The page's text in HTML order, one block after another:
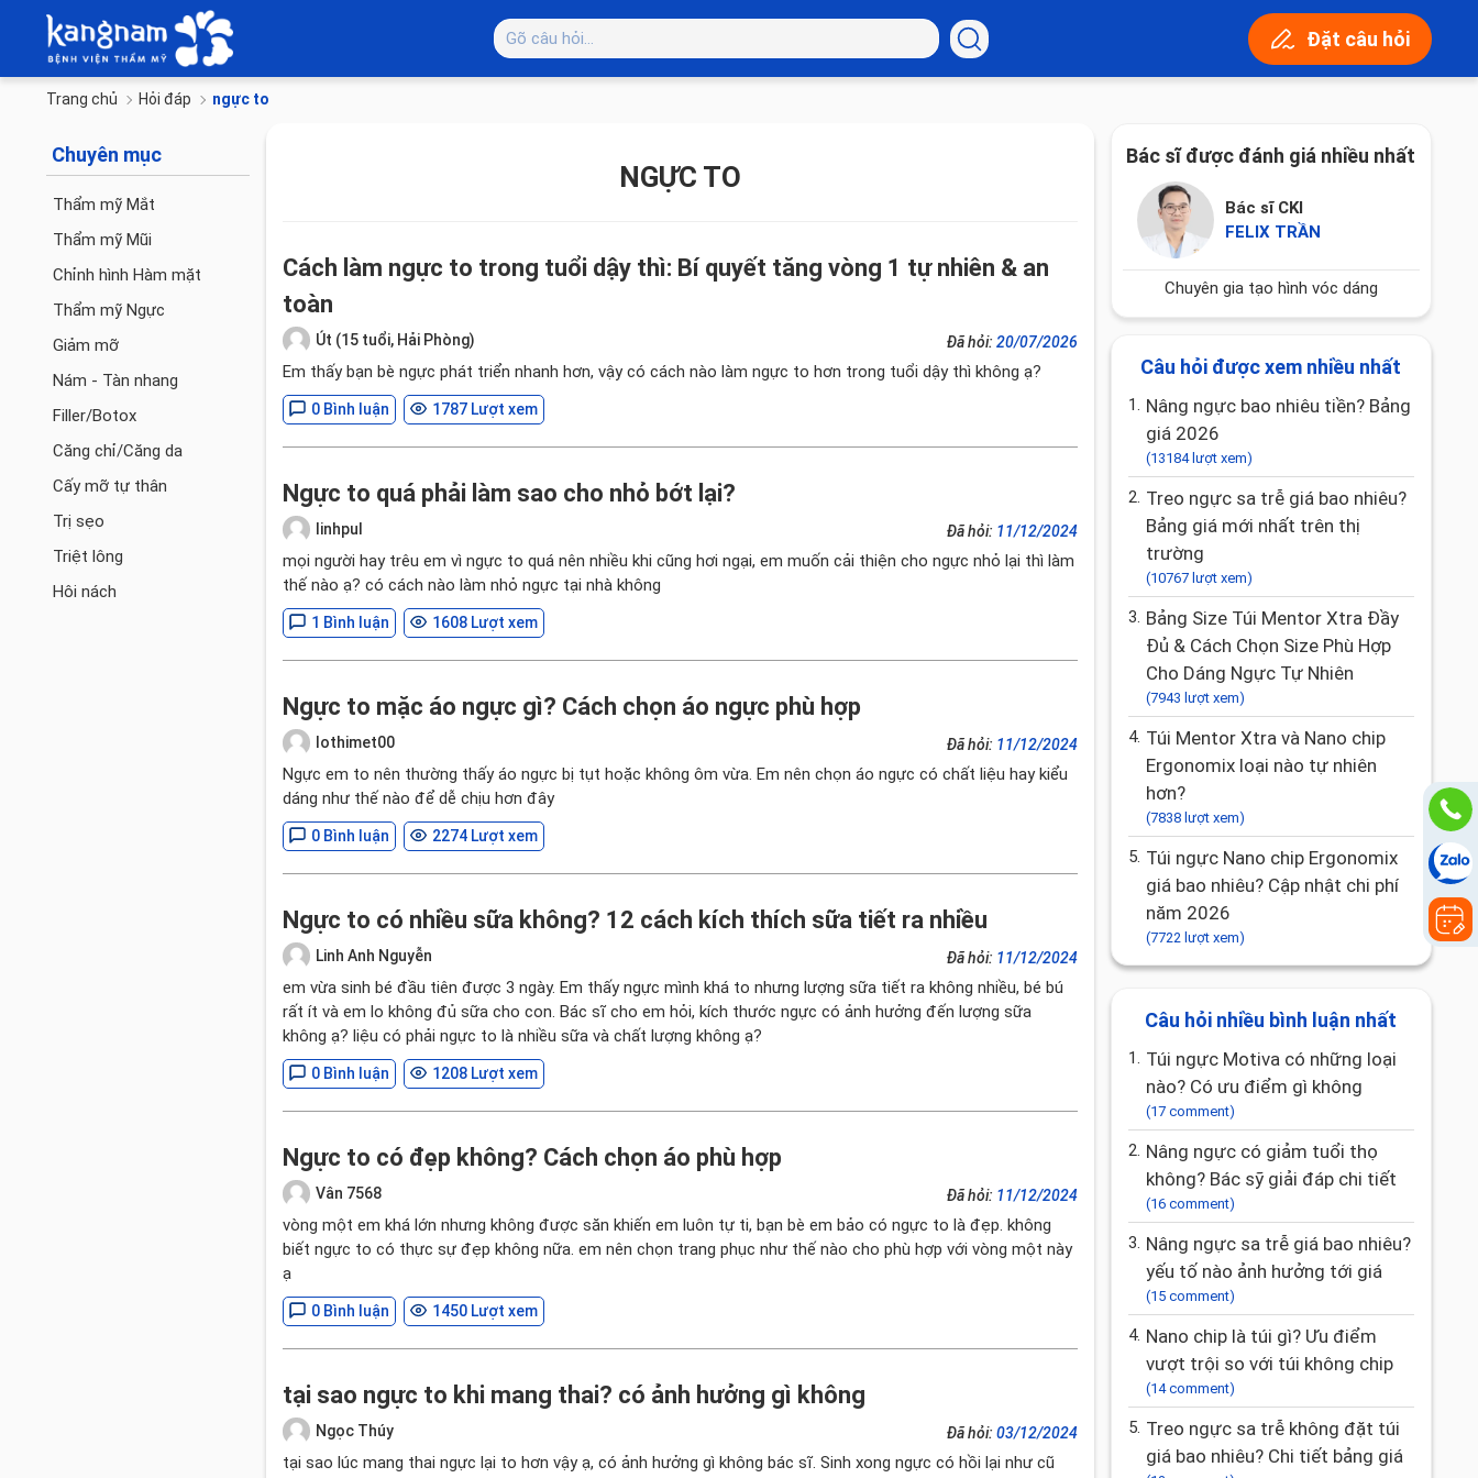
Đặt câu hỏi
Trang chủ Hỏi đáp ngực to
Chuyên mục
Thẩm mỹ Mắt
Thẩm mỹ Mũi
Chỉnh hình Hàm mặt
Thẩm mỹ Ngực
Giảm mỡ
Nám - Tàn nhang
Filler/Botox
Căng chỉ/Căng da
Cấy mỡ tự thân
Trị sẹo
Triệt lông
Hôi nách
NGỰC TO
Cách làm ngực to trong tuổi dậy thì: Bí quyết tăng vòng 1 tự nhiên & an
toàn
Út (15 tuổi, Hải Phòng) Đã hỏi: 20/07/2026
Em thấy bạn bè ngực phát triển nhanh hơn, vậy có cách nào làm ngực to hơn trong tuổi dậy thì không ạ?
0 Bình luận 1787 Lượt xem
Ngực to quá phải làm sao cho nhỏ bớt lại?
linhpul Đã hỏi: 11/12/2024
mọi người hay trêu em vì ngực to quá nên nhiều khi cũng hơi ngại, em muốn cải thiện cho ngực nhỏ lại thì làm
thế nào ạ? có cách nào làm nhỏ ngực tại nhà không
1 Bình luận 1608 Lượt xem
Ngực to mặc áo ngực gì? Cách chọn áo ngực phù hợp
lothimet00 Đã hỏi: 11/12/2024
Ngực em to nên thường thấy áo ngực bị tụt hoặc không ôm vừa. Em nên chọn áo ngực có chất liệu hay kiểu
dáng như thế nào để dễ chịu hơn đây
0 Bình luận 2274 Lượt xem
Ngực to có nhiều sữa không? 12 cách kích thích sữa tiết ra nhiều
Linh Anh Nguyễn Đã hỏi: 11/12/2024
em vừa sinh bé đầu tiên được 3 ngày. Em thấy ngực mình khá to nhưng lượng sữa tiết ra không nhiều, bé bú
rất ít và em lo không đủ sữa cho con. Bác sĩ cho em hỏi, kích thước ngực có ảnh hưởng đến lượng sữa
không ạ? liệu có phải ngực to là nhiều sữa và chất lượng không ạ?
0 Bình luận 1208 Lượt xem
Ngực to có đẹp không? Cách chọn áo phù hợp
Vân 7568 Đã hỏi: 11/12/2024
vòng một em khá lớn nhưng không được săn khiến em luôn tự ti, bạn bè em bảo có ngực to là đẹp. không
biết ngực to có thực sự đẹp không nữa. em nên chọn trang phục như thế nào cho phù hợp với vòng một này
ạ
0 Bình luận 1450 Lượt xem
tại sao ngực to khi mang thai? có ảnh hưởng gì không
Ngọc Thúy Đã hỏi: 03/12/2024
tại sao lúc mang thai ngực lại to hơn vậy ạ, có ảnh hưởng gì không bác sĩ. Sinh xong ngực có hồi lại như cũ
Bác sĩ được đánh giá nhiều nhất
Bác sĩ CKI
FELIX TRẦN
Chuyên gia tạo hình vóc dáng
Câu hỏi được xem nhiều nhất
1. Nâng ngực bao nhiêu tiền? Bảng
giá 2026
(13184 lượt xem)
2. Treo ngực sa trễ giá bao nhiêu?
Bảng giá mới nhất trên thị
trường
(10767 lượt xem)
3. Bảng Size Túi Mentor Xtra Đầy
Đủ & Cách Chọn Size Phù Hợp
Cho Dáng Ngực Tự Nhiên
(7943 lượt xem)
4. Túi Mentor Xtra và Nano chip
Ergonomix loại nào tự nhiên
hơn?
(7838 lượt xem)
5. Túi ngực Nano chip Ergonomix
giá bao nhiêu? Cập nhật chi phí
năm 2026
(7722 lượt xem)
Câu hỏi nhiều bình luận nhất
1. Túi ngực Motiva có những loại
nào? Có ưu điểm gì không
(17 comment)
2. Nâng ngực có giảm tuổi thọ
không? Bác sỹ giải đáp chi tiết
(16 comment)
3. Nâng ngực sa trễ giá bao nhiêu?
yếu tố nào ảnh hưởng tới giá
(15 comment)
4. Nano chip là túi gì? Ưu điểm
vượt trội so với túi không chip
(14 comment)
5. Treo ngực sa trễ không đặt túi
giá bao nhiêu? Chi tiết bảng giá